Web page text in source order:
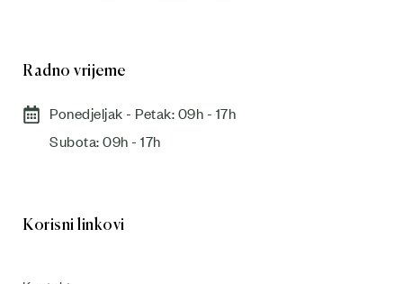
Radno vrijeme
Ponedjeljak - Petak: 09h - 17h
Subota: 09h - 17h​
Korisni linkovi